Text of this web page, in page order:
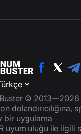
© 2013—2026
dolandırıcılığına,
bir uygulama
uyumluluğu ile ilgili